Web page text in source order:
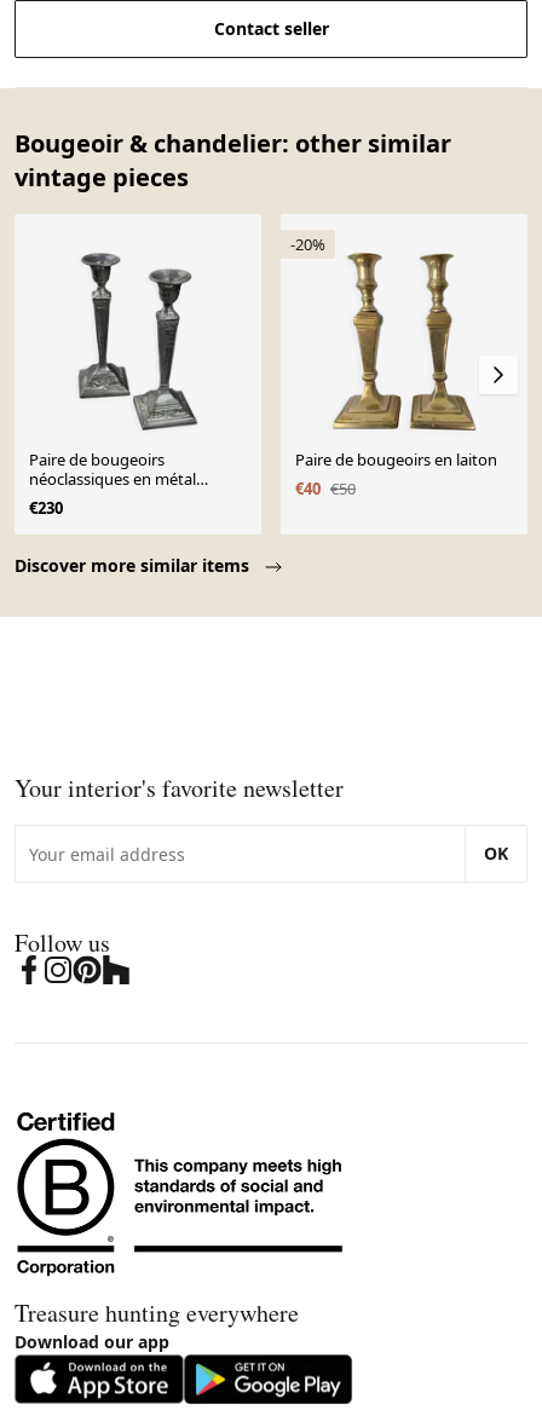
Contact seller
Bougeoir & chandelier: other similar
vintage pieces
Discover more similar items
Paire de bougeoirs
néoclassiques en métal
argenté, style victorien
€230
-20%
Paire de bougeoirs en laiton
€40 €50
Your interior's favorite newsletter
OK
Follow us
Treasure hunting everywhere
Download our app